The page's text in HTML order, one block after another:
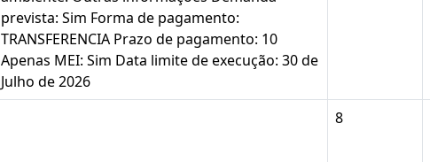
prevista: Sim Forma de pagamento:
TRANSFERENCIA Prazo de pagamento: 10
Apenas MEI: Sim Data limite de execução: 30 de
Julho de 2026
8